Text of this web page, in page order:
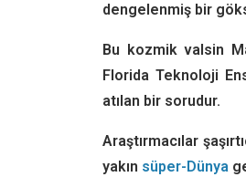
dengelenmiş bir
Bu kozmik valsin
Florida Teknoloji
atılan bir sorudur.
Araştırmacılar
yakın süper-Dünya